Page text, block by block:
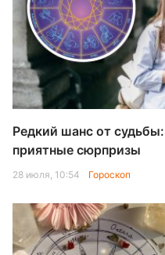
Редкий шанс от
приятные сюрпризы
28 июля, 10:54 Гороскоп